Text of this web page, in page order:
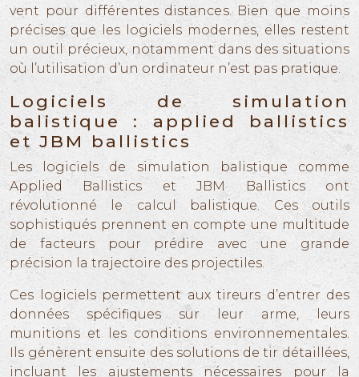
vent pour différentes distances. Bien que moins
précises que les logiciels modernes, elles restent
un outil précieux, notamment dans des situations
où l’utilisation d’un ordinateur n’est pas pratique.
Logiciels de simulation
balistique : applied ballistics
et JBM ballistics
Les logiciels de simulation balistique comme
Applied Ballistics et JBM Ballistics ont
révolutionné le calcul balistique. Ces outils
sophistiqués prennent en compte une multitude
de facteurs pour prédire avec une grande
précision la trajectoire des projectiles.
Ces logiciels permettent aux tireurs d’entrer des
données spécifiques sur leur arme, leurs
munitions et les conditions environnementales.
Ils génèrent ensuite des solutions de tir détaillées,
incluant les ajustements nécessaires pour la